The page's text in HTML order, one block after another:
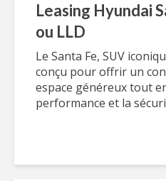
Leasing Hyundai
ou LLD
Le Santa Fe, SUV
conçu pour offrir un
espace généreux tout
performance et la